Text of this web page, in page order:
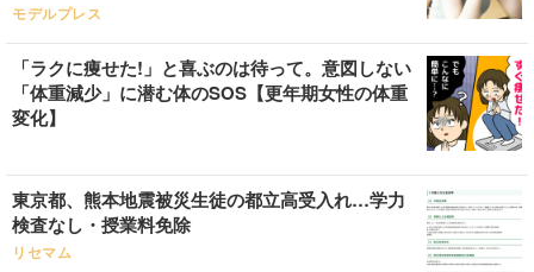
モデルプレス
「ラクに痩せた!」と喜ぶのは待って。意図しない
「体重減少」に潜む体のSOS【更年期女性の体重
変化】
東京都、熊本地震被災生徒の都立高受入れ…学力
検査なし・授業料免除
リセマム